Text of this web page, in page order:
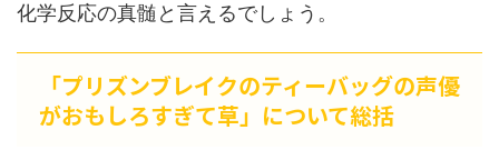
化学反応の真髄と言えるでしょう。
「プリズンブレイクのティーバッグの声優
がおもしろすぎて草」について総括